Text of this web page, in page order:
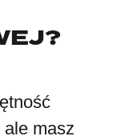
masz